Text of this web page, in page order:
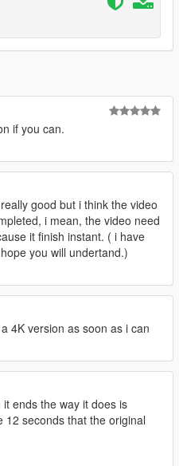
if you can.
good but i think the video
i mean, the video need
it finish instant. ( i have
you will undertand.)
4K version as soon as i can
ends the way it does is
12 seconds that the original